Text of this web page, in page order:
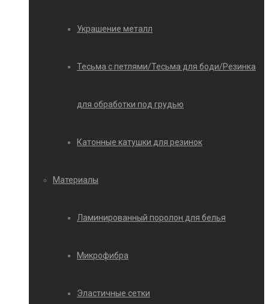
Украшение металл
Тесьма с петлями/Тесьма для боди/Резинка
для обработки под грудью
Катонные катушки для резинок
Материалы
Ламинированный поролон для белья
Микрофибра
Эластичные сетки